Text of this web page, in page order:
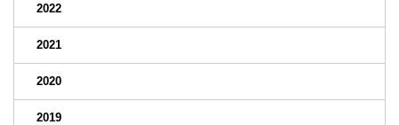
2022
2021
2020
2019